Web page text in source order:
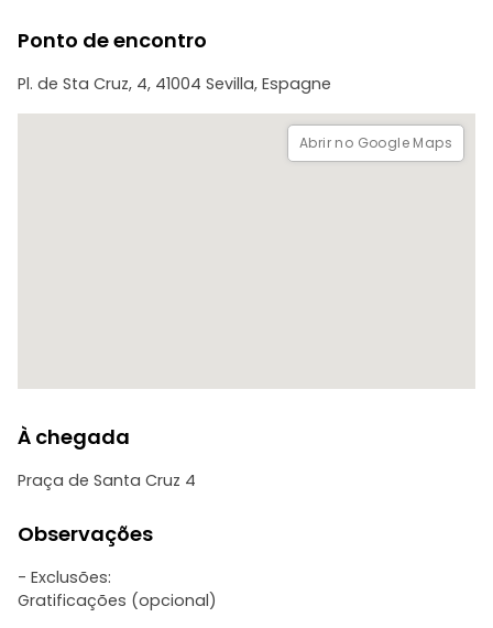
Ponto de encontro
Pl. de Sta Cruz, 4, 41004 Sevilla, Espagne
Abrir no Google Maps
À chegada
Praça de Santa Cruz 4
Observações
- Exclusões:
Gratificações (opcional)